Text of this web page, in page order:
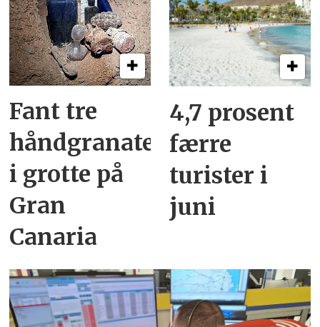
Fant tre
håndgranater
i grotte på
Gran
Canaria
4,7 prosent
færre
turister i
juni